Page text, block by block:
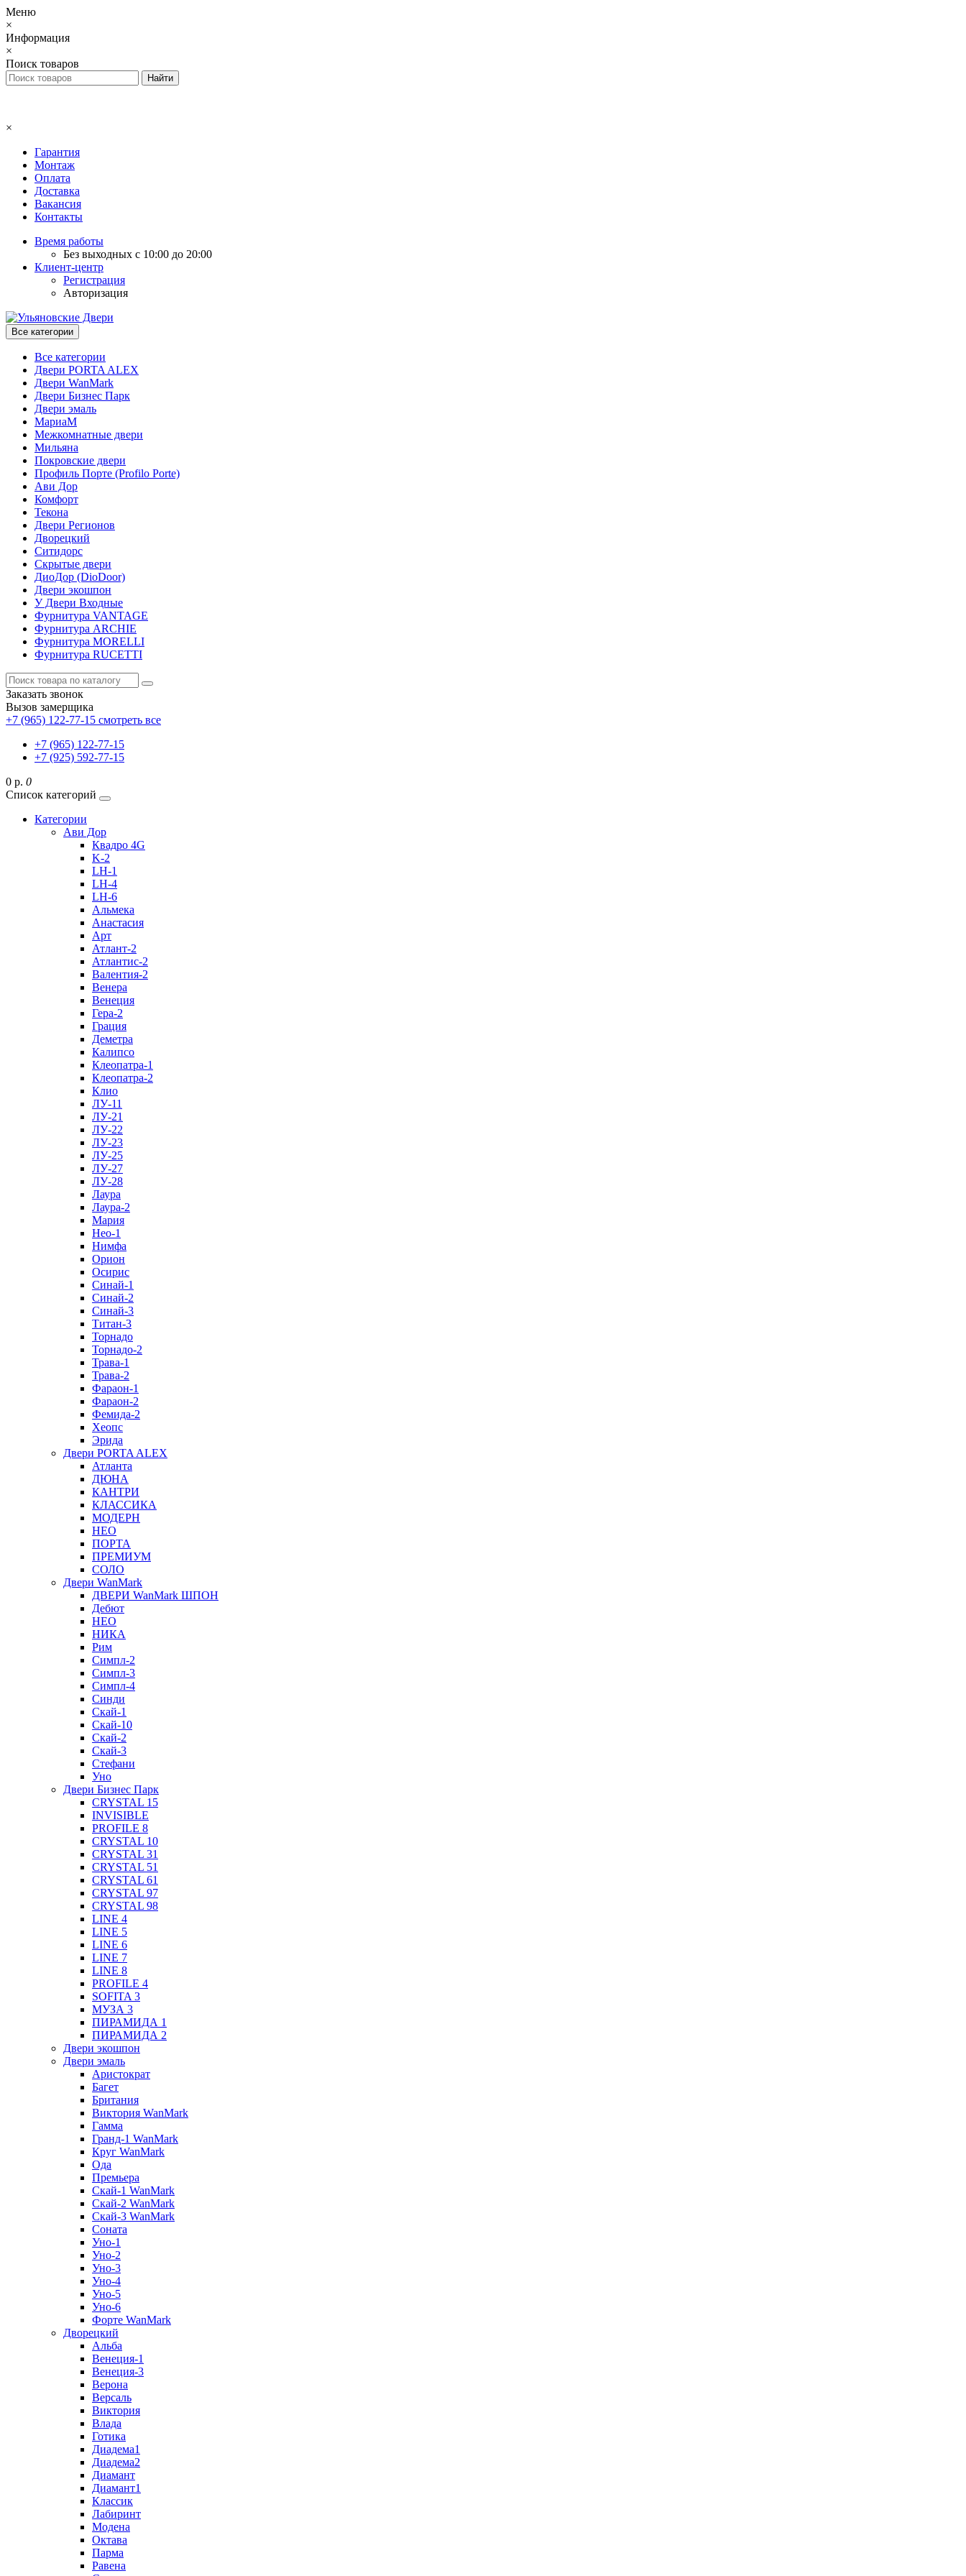
Меню
×
Информация
×
Поиск товаров
×
Гарантия
Монтаж
Оплата
Доставка
Вакансия
Контакты
Время работы
Без выходных с 10:00 до 20:00
Клиент-центр
Регистрация
Авторизация
Все категории
Все категории
Двери PORTA ALEX
Двери WanMark
Двери Бизнес Парк
Двери эмаль
МариаМ
Межкомнатные двери
Мильяна
Покровские двери
Профиль Порте (Profilo Porte)
Ави Дор
Комфорт
Текона
Двери Регионов
Дворецкий
Ситидорс
Скрытые двери
ДиоДор (DioDoor)
Двери экошпон
У Двери Входные
Фурнитура VANTAGE
Фурнитура ARCHIE
Фурнитура MORELLI
Фурнитура RUCETTI
Заказать звонок
Вызов замерщика
+7 (965) 122-77-15 смотреть все
+7 (965) 122-77-15
+7 (925) 592-77-15
0 р. 0
Список категорий
Категории
Ави Дор
Квадро 4G
K-2
LH-1
LH-4
LH-6
Альмека
Анастасия
Арт
Атлант-2
Атлантис-2
Валентия-2
Венера
Венеция
Гера-2
Грация
Деметра
Калипсо
Клеопатра-1
Клеопатра-2
Клио
ЛУ-11
ЛУ-21
ЛУ-22
ЛУ-23
ЛУ-25
ЛУ-27
ЛУ-28
Лаура
Лаура-2
Мария
Нео-1
Нимфа
Орион
Осирис
Синай-1
Синай-2
Синай-3
Титан-3
Торнадо
Торнадо-2
Трава-1
Трава-2
Фараон-1
Фараон-2
Фемида-2
Хеопс
Эрида
Двери PORTA ALEX
Атланта
ДЮНА
КАНТРИ
КЛАССИКА
МОДЕРН
НЕО
ПОРТА
ПРЕМИУМ
СОЛО
Двери WanMark
ДВЕРИ WanMark ШПОН
Дебют
НЕО
НИКА
Рим
Симпл-2
Симпл-3
Симпл-4
Синди
Скай-1
Скай-10
Скай-2
Скай-3
Стефани
Уно
Двери Бизнес Парк
CRYSTAL 15
INVISIBLE
PROFILE 8
CRYSTAL 10
CRYSTAL 31
CRYSTAL 51
CRYSTAL 61
CRYSTAL 97
CRYSTAL 98
LINE 4
LINE 5
LINE 6
LINE 7
LINE 8
PROFILE 4
SOFITA 3
МУЗА 3
ПИРАМИДА 1
ПИРАМИДА 2
Двери экошпон
Двери эмаль
Аристократ
Багет
Британия
Виктория WanMark
Гамма
Гранд-1 WanMark
Круг WanMark
Ода
Премьера
Скай-1 WanMark
Скай-2 WanMark
Скай-3 WanMark
Соната
Уно-1
Уно-2
Уно-3
Уно-4
Уно-5
Уно-6
Форте WanMark
Дворецкий
Альба
Венеция-1
Венеция-3
Верона
Версаль
Виктория
Влада
Готика
Диадема1
Диадема2
Диамант
Диамант1
Классик
Лабиринт
Модена
Октава
Парма
Равена